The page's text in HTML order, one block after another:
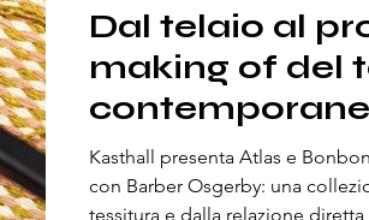
Dal telaio al
making of del
Design Week
Kasthall
Kasthall presenta Atlas e
con Barber Osgerby: una
tessitura e dalla relazione